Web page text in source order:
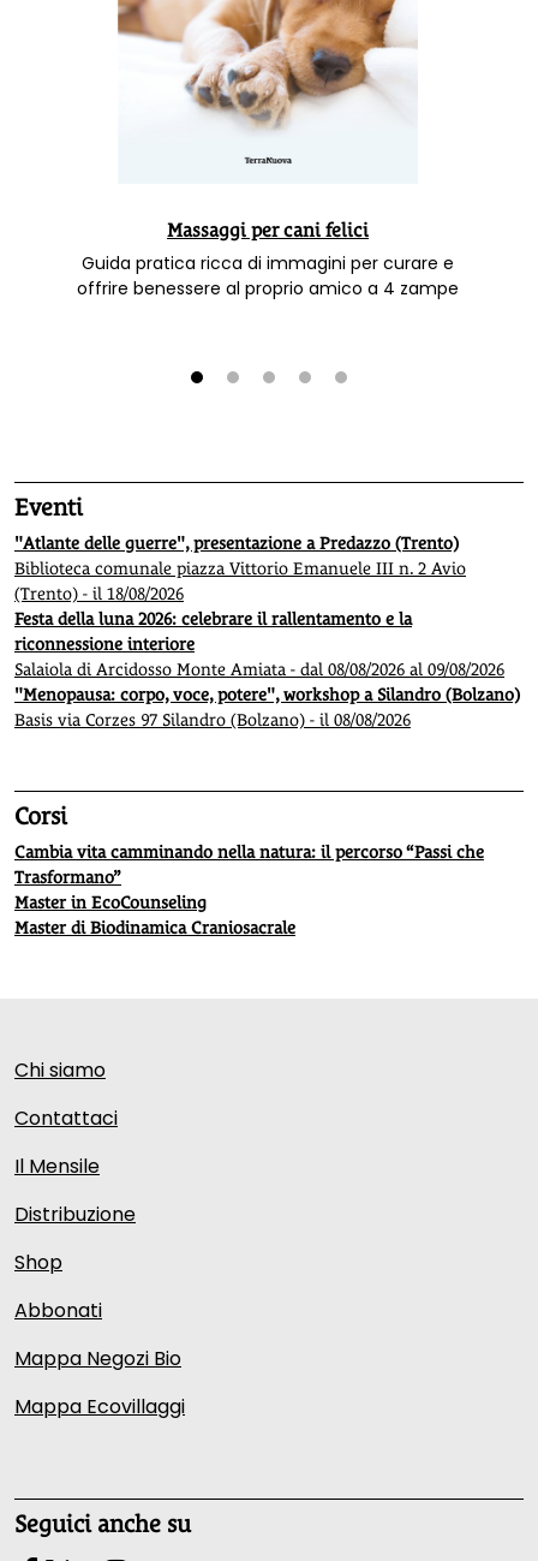
Massaggi per cani felici
Guida pratica ricca di immagini per curare e
offrire benessere al proprio amico a 4 zampe
Eventi
"Atlante delle guerre", presentazione a Predazzo (Trento)
Biblioteca comunale piazza Vittorio Emanuele III n. 2 Avio
(Trento) - il 18/08/2026
Festa della luna 2026: celebrare il rallentamento e la
riconnessione interiore
Salaiola di Arcidosso Monte Amiata - dal 08/08/2026 al 09/08/2026
"Menopausa: corpo, voce, potere", workshop a Silandro (Bolzano)
Basis via Corzes 97 Silandro (Bolzano) - il 08/08/2026
Corsi
Cambia vita camminando nella natura: il percorso “Passi che
Trasformano”
Master in EcoCounseling
Master di Biodinamica Craniosacrale
Chi siamo
Contattaci
Il Mensile
Distribuzione
Shop
Abbonati
Mappa Negozi Bio
Mappa Ecovillaggi
Seguici anche su